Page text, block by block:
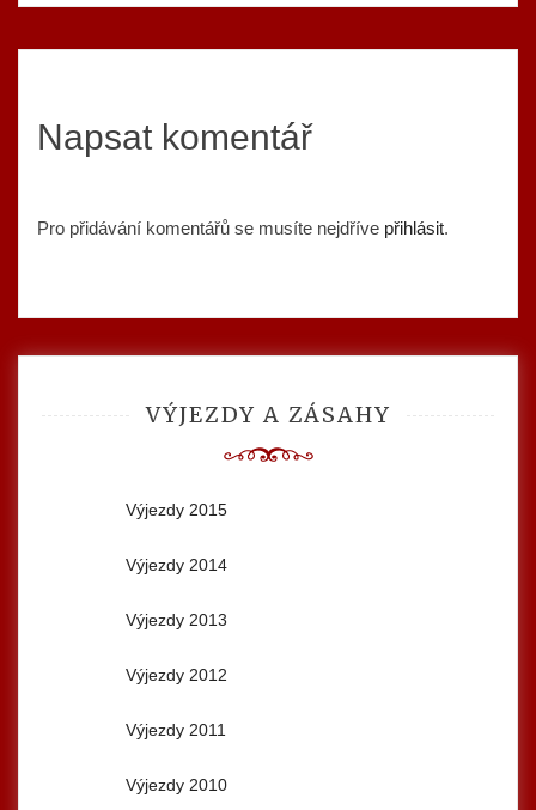
Napsat komentář
Pro přidávání komentářů se musíte nejdříve přihlásit.
VÝJEZDY A ZÁSAHY
Výjezdy 2015
Výjezdy 2014
Výjezdy 2013
Výjezdy 2012
Výjezdy 2011
Výjezdy 2010